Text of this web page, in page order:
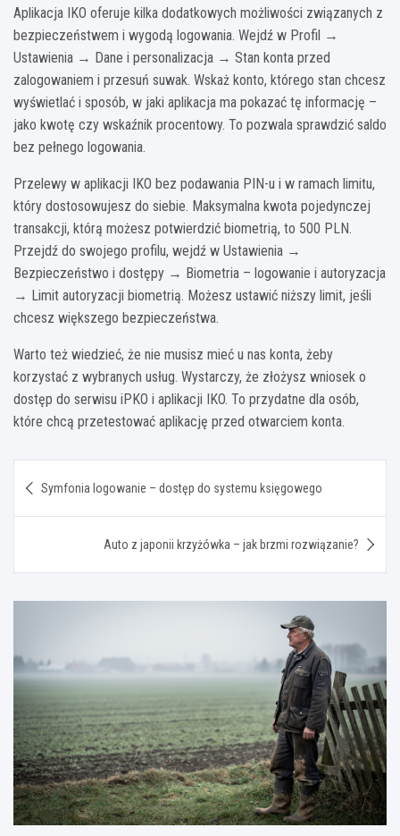
Aplikacja IKO oferuje kilka dodatkowych możliwości związanych z
bezpieczeństwem i wygodą logowania. Wejdź w Profil →
Ustawienia → Dane i personalizacja → Stan konta przed
zalogowaniem i przesuń suwak. Wskaż konto, którego stan chcesz
wyświetlać i sposób, w jaki aplikacja ma pokazać tę informację –
jako kwotę czy wskaźnik procentowy. To pozwala sprawdzić saldo
bez pełnego logowania.
Przelewy w aplikacji IKO bez podawania PIN-u i w ramach limitu,
który dostosowujesz do siebie. Maksymalna kwota pojedynczej
transakcji, którą możesz potwierdzić biometrią, to 500 PLN.
Przejdź do swojego profilu, wejdź w Ustawienia →
Bezpieczeństwo i dostępy → Biometria – logowanie i autoryzacja
→ Limit autoryzacji biometrią. Możesz ustawić niższy limit, jeśli
chcesz większego bezpieczeństwa.
Warto też wiedzieć, że nie musisz mieć u nas konta, żeby
korzystać z wybranych usług. Wystarczy, że złożysz wniosek o
dostęp do serwisu iPKO i aplikacji IKO. To przydatne dla osób,
które chcą przetestować aplikację przed otwarciem konta.
wpisu
Symfonia logowanie – dostęp do systemu księgowego
Auto z japonii krzyżówka – jak brzmi rozwiązanie?